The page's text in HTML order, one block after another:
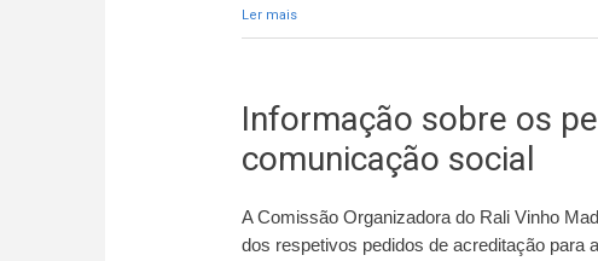
Ler maisacerca de Técnicas de socorro revistas para o
Informação sobre os
comunicação social
A Comissão Organizadora do Rali Vinho
dos respetivos pedidos de acreditação para